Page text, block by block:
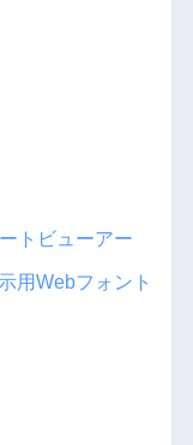
トビューアー
用Webフォント